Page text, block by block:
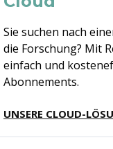
Sie suchen nach
die Forschung? Mit
einfach und
Abonnements.
UNSERE CLOUD-